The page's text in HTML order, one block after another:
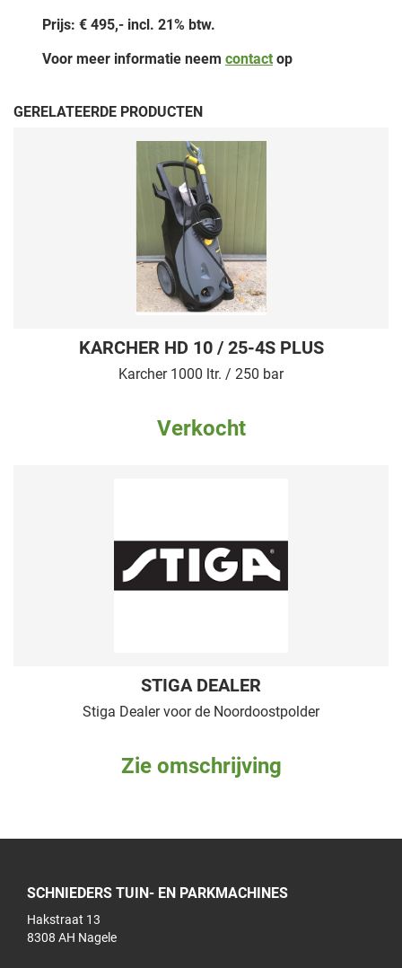
Prijs: € 495,- incl. 21% btw.
Voor meer informatie neem contactop
GERELATEERDE PRODUCTEN
KARCHER HD 10 / 25-4S PLUS
Karcher 1000 ltr. / 250 bar
Verkocht
STIGA DEALER
Stiga Dealer voor de Noordoostpolder
Zie omschrijving
SCHNIEDERS TUIN- EN PARKMACHINES
Hakstraat 13
8308 AH Nagele